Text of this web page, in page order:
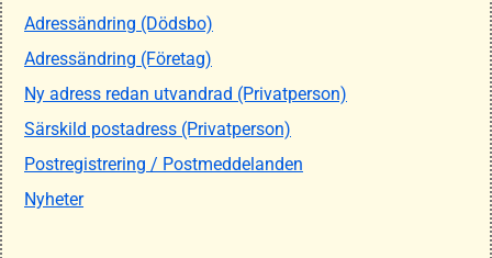
Adressändring (Dödsbo)
Adressändring (Företag)
Ny adress redan utvandrad (Privatperson)
Särskild postadress (Privatperson)
Postregistrering / Postmeddelanden
Nyheter